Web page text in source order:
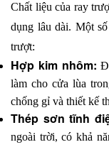
Chất liệu của ray
dụng lâu dài. Một
trượt:
Hợp kim nhôm:
làm cho cửa lùa
chống gỉ và thiết kế
Thép sơn tĩnh
ngoài trời, có khả